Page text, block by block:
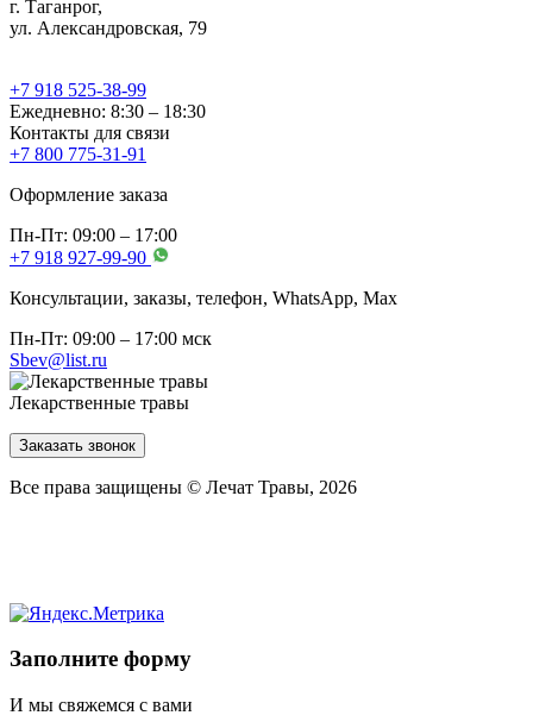
г. Таганрог,
ул. Александровская, 79
+7 918 525-38-99
Ежедневно: 8:30 – 18:30
Контакты для связи
+7 800 775-31-91
Оформление заказа
Пн-Пт: 09:00 – 17:00
+7 918 927-99-90
Консультации, заказы, телефон, WhatsApp, Мах
Пн-Пт: 09:00 – 17:00 мск
Sbev@list.ru
Лекарственные травы
Заказать звонок
Все права защищены © Лечат Травы, 2026
Заполните форму
И мы свяжемся с вами